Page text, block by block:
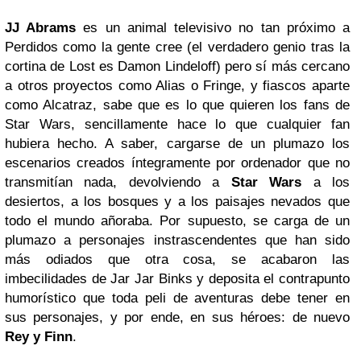
JJ Abrams es un animal televisivo no tan próximo a
Perdidos como la gente cree (el verdadero genio tras la
cortina de Lost es Damon Lindeloff) pero sí más cercano
a otros proyectos como Alias o Fringe, y fiascos aparte
como Alcatraz, sabe que es lo que quieren los fans de
Star Wars, sencillamente hace lo que cualquier fan
hubiera hecho. A saber, cargarse de un plumazo los
escenarios creados íntegramente por ordenador que no
transmitían nada, devolviendo a Star Wars a los
desiertos, a los bosques y a los paisajes nevados que
todo el mundo añoraba. Por supuesto, se carga de un
plumazo a personajes instrascendentes que han sido
más odiados que otra cosa, se acabaron las
imbecilidades de Jar Jar Binks y deposita el contrapunto
humorístico que toda peli de aventuras debe tener en
sus personajes, y por ende, en sus héroes: de nuevo
Rey y Finn.